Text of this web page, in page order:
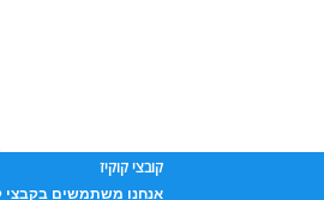
אוניברסיטת
שנעשהקובצי קוקיז
אנחנו משתמשים בקבצי